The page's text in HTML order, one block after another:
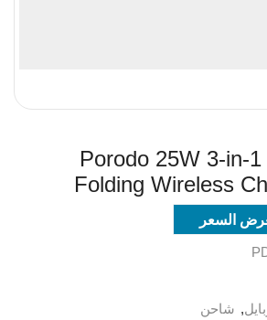
Porodo 25W 3-in-
Folding Wireless
السعر
, شاحن